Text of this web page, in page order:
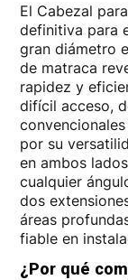
El Cabezal
definitiva para
gran diámetro
de matraca
rapidez y
difícil acceso,
por su
en ambos
cualquier
dos
áreas
fiable en
¿Por qué